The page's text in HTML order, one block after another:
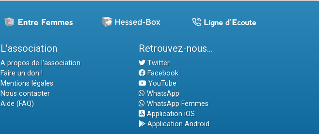
L'association
A propos de l'association
Faire un don !
Mentions légales
Nous contacter
Aide (FAQ)
Retrouvez-nous...
Twitter
Facebook
YouTube
WhatsApp
WhatsApp Femmes
Application iOS
Application Android